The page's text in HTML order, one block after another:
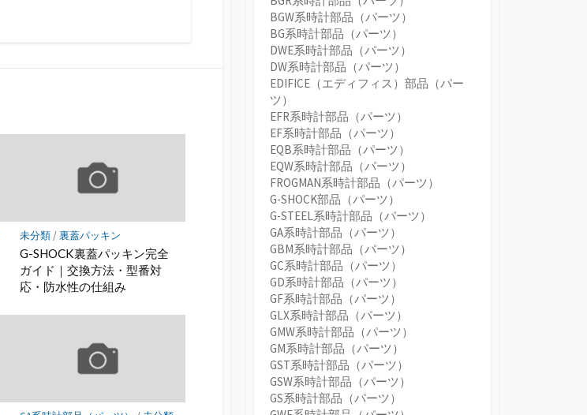
未分類/裏蓋パッキン
G-SHOCK裏蓋パッキン完全
ガイド｜交換方法・型番対
応・防水性の仕組み
BGW系時計部品（パーツ）
BG系時計部品（パーツ）
DWE系時計部品（パーツ）
DW系時計部品（パーツ）
EDIFICE（エディフィス）部品（パー
ツ）
EFR系時計部品（パーツ）
EF系時計部品（パーツ）
EQB系時計部品（パーツ）
EQW系時計部品（パーツ）
FROGMAN系時計部品（パーツ）
G-SHOCK部品（パーツ）
G-STEEL系時計部品（パーツ）
GA系時計部品（パーツ）
GBM系時計部品（パーツ）
GC系時計部品（パーツ）
GD系時計部品（パーツ）
GF系時計部品（パーツ）
GLX系時計部品（パーツ）
GMW系時計部品（パーツ）
GM系時計部品（パーツ）
GST系時計部品（パーツ）
GSW系時計部品（パーツ）
GS系時計部品（パーツ）